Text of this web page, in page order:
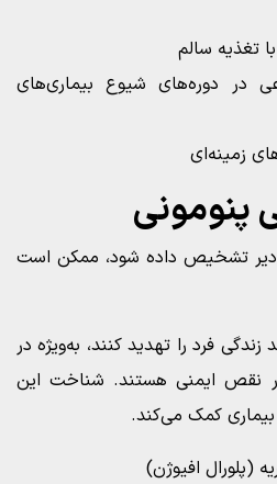
تغذیه سالم
در دوره‌های شیوع بیماری‌های
زمینه‌ای
پنومونی
دیر تشخیص داده شود، ممکن است
فرد را تهدید کنند، به‌ویژه در
نقص ایمنی هستند. شناخت این
بیماری کمک می‌کند.
(پلورال افیوژن)